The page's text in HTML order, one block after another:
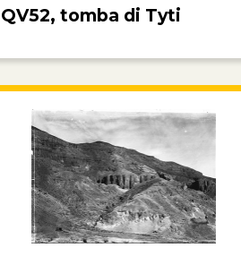
QV52, tomba di Tyti